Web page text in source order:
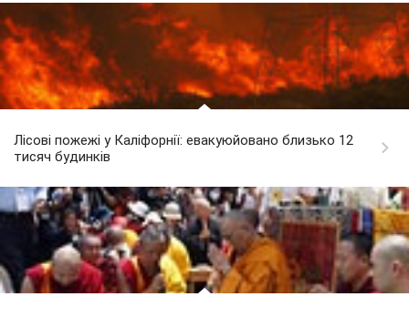
Лісові пожежі у Каліфорнії: евакуюйовано близько 12
тисяч будинків